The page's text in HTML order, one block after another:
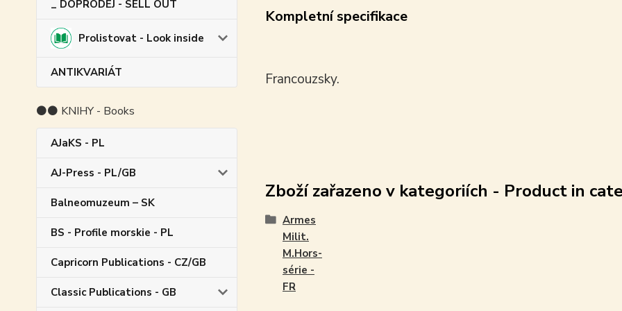
_ DOPRODEJ - SELL OUT
Prolistovat - Look inside
ANTIKVARIÁT
⚫⚫ KNIHY - Books
AJaKS - PL
AJ-Press - PL/GB
Balneomuzeum – SK
BS - Profile morskie - PL
Capricorn Publications - CZ/GB
Classic Publications - GB
Kompletní specifikace
Francouzsky.
Zboží zařazeno v kategoriích - Product in
Armes
Milit.
M.Hors-
série -
FR